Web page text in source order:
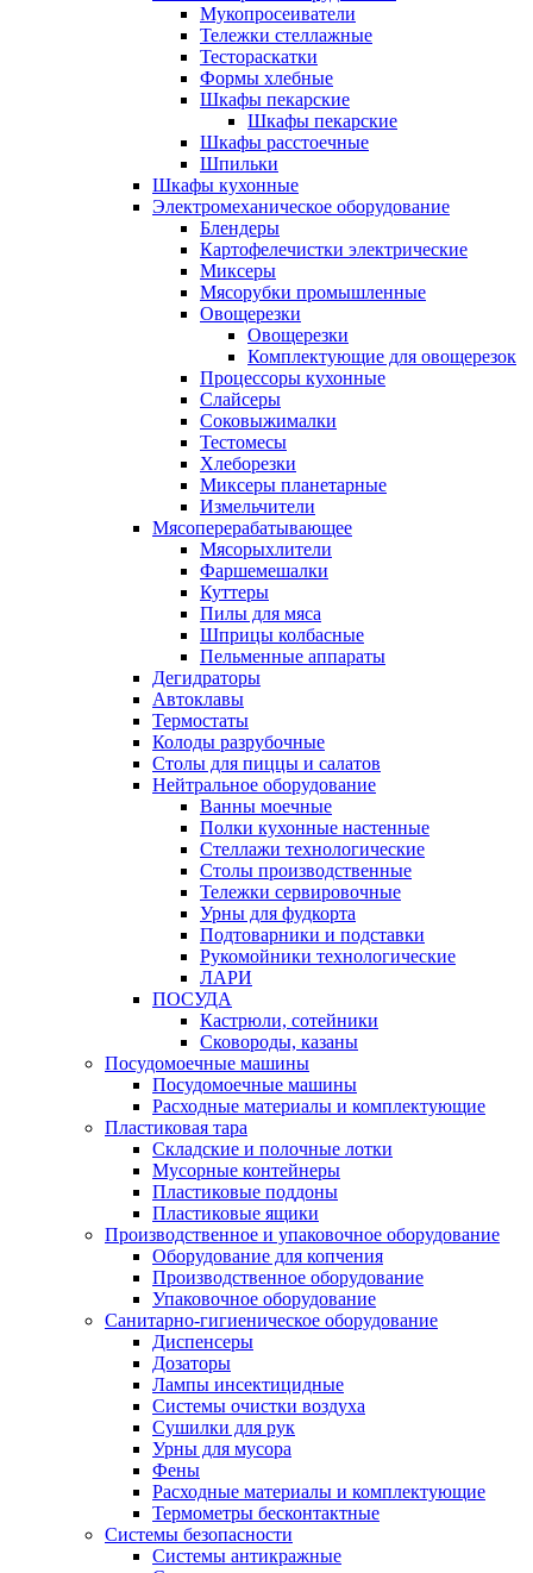
Мукопросеиватели
Тележки стеллажные
Тестораскатки
Формы хлебные
Шкафы пекарские
Шкафы пекарские
Шкафы расстоечные
Шпильки
Шкафы кухонные
Электромеханическое оборудование
Блендеры
Картофелечистки электрические
Миксеры
Мясорубки промышленные
Овощерезки
Овощерезки
Комплектующие для овощерезок
Процессоры кухонные
Слайсеры
Соковыжималки
Тестомесы
Хлеборезки
Миксеры планетарные
Измельчители
Мясоперерабатывающее
Мясорыхлители
Фаршемешалки
Куттеры
Пилы для мяса
Шприцы колбасные
Пельменные аппараты
Дегидраторы
Автоклавы
Термостаты
Колоды разрубочные
Столы для пиццы и салатов
Нейтральное оборудование
Ванны моечные
Полки кухонные настенные
Стеллажи технологические
Столы производственные
Тележки сервировочные
Урны для фудкорта
Подтоварники и подставки
Рукомойники технологические
ЛАРИ
ПОСУДА
Кастрюли, сотейники
Сковороды, казаны
Посудомоечные машины
Посудомоечные машины
Расходные материалы и комплектующие
Пластиковая тара
Складские и полочные лотки
Мусорные контейнеры
Пластиковые поддоны
Пластиковые ящики
Производственное и упаковочное оборудование
Оборудование для копчения
Производственное оборудование
Упаковочное оборудование
Санитарно-гигиеническое оборудование
Диспенсеры
Дозаторы
Лампы инсектицидные
Системы очистки воздуха
Сушилки для рук
Урны для мусора
Фены
Расходные материалы и комплектующие
Термометры бесконтактные
Системы безопасности
Системы антикражные